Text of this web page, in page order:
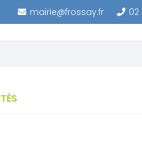
mairie@frossay.fr 02